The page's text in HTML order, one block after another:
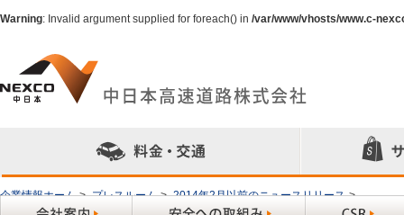
Warning: Invalid argument supplied for foreach() in /var/www/vhosts/www.c-
企業情報ホーム > プレスルーム > 2014年2月以前のニュースリリース >